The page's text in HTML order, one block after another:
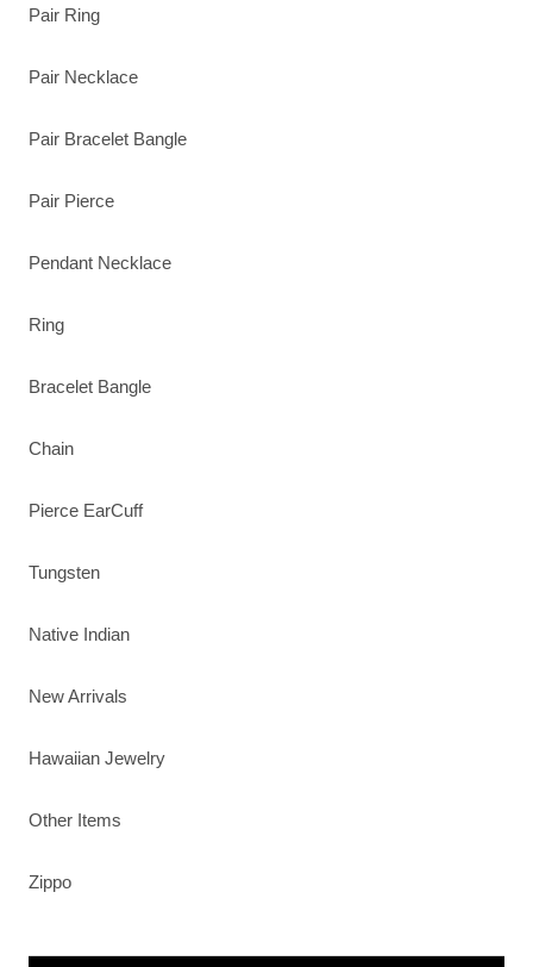
Pair Ring
Pair Necklace
Pair Bracelet Bangle
Pair Pierce
Pendant Necklace
Ring
Bracelet Bangle
Chain
Pierce EarCuff
Tungsten
Native Indian
New Arrivals
Hawaiian Jewelry
Other Items
Zippo